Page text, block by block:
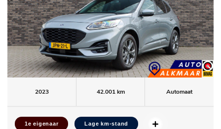
2023 42.001 km Automaat
1e eigenaar Lage km-stand